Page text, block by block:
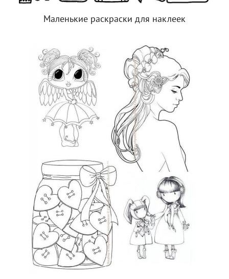
Маленькие раскраски для наклеек